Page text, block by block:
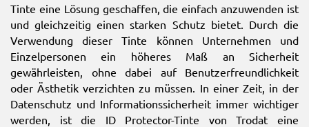
Tinte eine Lösung geschaffen, die einfach anzuwenden ist
und gleichzeitig einen starken Schutz bietet. Durch die
Verwendung dieser Tinte können Unternehmen und
Einzelpersonen ein höheres Maß an Sicherheit
gewährleisten, ohne dabei auf Benutzerfreundlichkeit
oder Ästhetik verzichten zu müssen. In einer Zeit, in der
Datenschutz und Informationssicherheit immer wichtiger
werden, ist die ID Protector-Tinte von Trodat eine